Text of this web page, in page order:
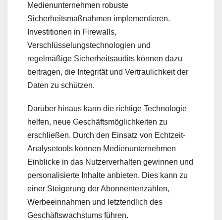
Medienunternehmen robuste
Sicherheitsmaßnahmen implementieren.
Investitionen in Firewalls,
Verschlüsselungstechnologien und
regelmäßige Sicherheitsaudits können dazu
beitragen, die Integrität und Vertraulichkeit der
Daten zu schützen.
Darüber hinaus kann die richtige Technologie
helfen, neue Geschäftsmöglichkeiten zu
erschließen. Durch den Einsatz von Echtzeit-
Analysetools können Medienunternehmen
Einblicke in das Nutzerverhalten gewinnen und
personalisierte Inhalte anbieten. Dies kann zu
einer Steigerung der Abonnentenzahlen,
Werbeeinnahmen und letztendlich des
Geschäftswachstums führen.